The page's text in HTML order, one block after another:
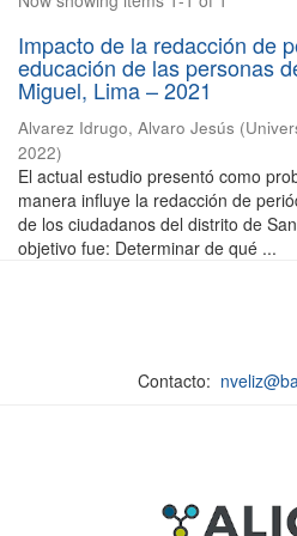
Impacto de la redacción de
educación de las personas
Miguel, Lima – 2021
Alvarez Idrugo, Alvaro Jesús (
2022)
El actual estudio presentó como
manera influye la redacción de
de los ciudadanos del distrito de
objetivo fue: Determinar de qué ...
Contacto: